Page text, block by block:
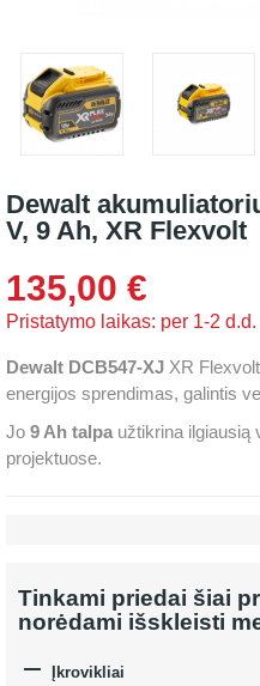
Dewalt
V, 9 Ah, XR Flexvolt
135,00 €
Pristatymo laikas: per 1-2 d.d.
Dewalt DCB547-XJ XR
energijos sprendimas, galintis
Jo 9 Ah talpa užtikrina ilgiausią
projektuose.
Tinkami priedai šiai
norėdami išskleisti
 Įkrovikliai